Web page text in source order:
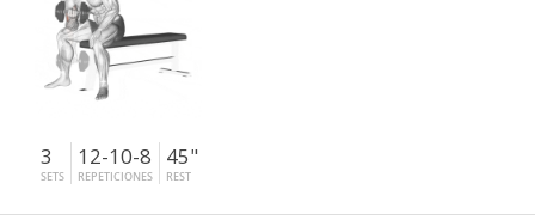
3
SETS
12-10-8
REPETICIONES
45"
REST